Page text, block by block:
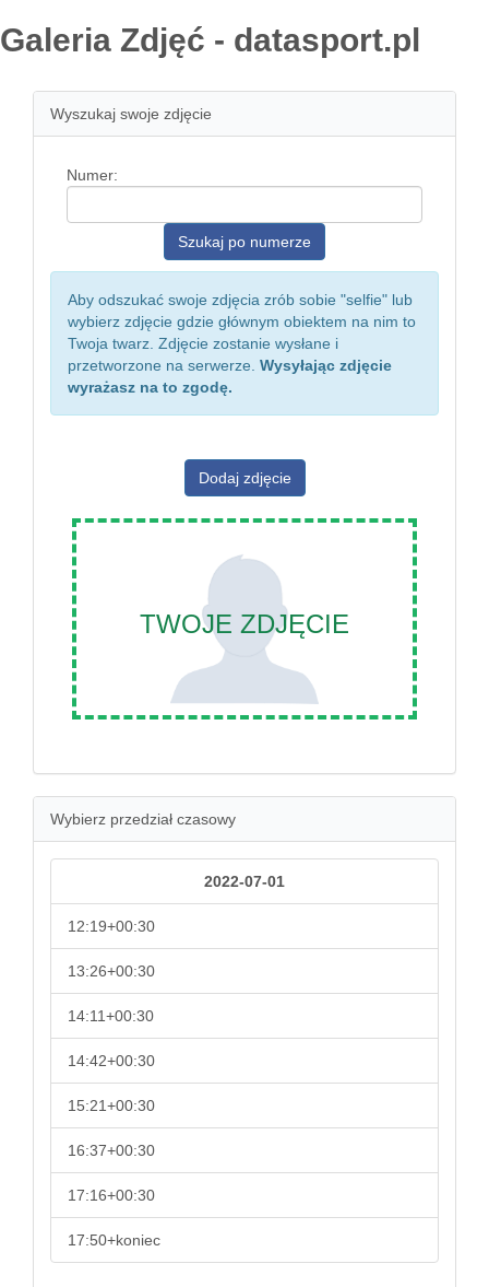
Galeria Zdjęć - datasport.pl
Wyszukaj swoje zdjęcie
Numer:
Aby odszukać swoje zdjęcia zrób sobie "selfie" lub
wybierz zdjęcie gdzie głównym obiektem na nim to
Twoja twarz. Zdjęcie zostanie wysłane i
przetworzone na serwerze. Wysyłając zdjęcie
wyrażasz na to zgodę.
Dodaj zdjęcie
TWOJE ZDJĘCIE
Wybierz przedział czasowy
2022-07-01
12:19+00:30
13:26+00:30
14:11+00:30
14:42+00:30
15:21+00:30
16:37+00:30
17:16+00:30
17:50+koniec